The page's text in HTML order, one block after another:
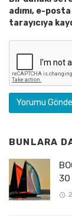
adımı, e-
tarayıcıya
BUNLARA
30